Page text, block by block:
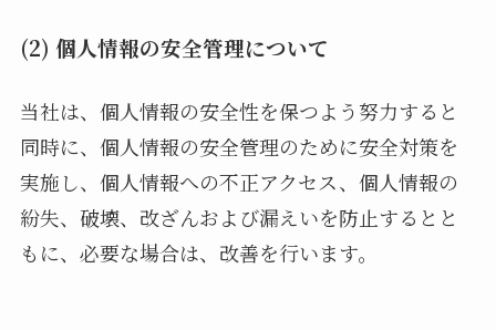
(2) 個人情報の安全管理について
当社は、個人情報の安全性を保つよう努力すると
同時に、個人情報の安全管理のために安全対策を
実施し、個人情報への不正アクセス、個人情報の
紛失、破壊、改ざんおよび漏えいを防止するとと
もに、必要な場合は、改善を行います。